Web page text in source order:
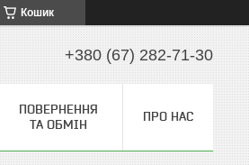
Кошик
+380 (67) 282-71-30
ПОВЕРНЕННЯ
ТА ОБМІН
ПРО НАС